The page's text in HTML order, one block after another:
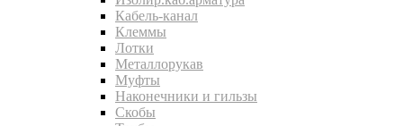
Кабель-канал
Клеммы
Лотки
Металлорукав
Муфты
Наконечники и гильзы
Скобы